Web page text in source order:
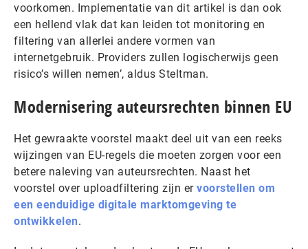
voorkomen. Implementatie van dit artikel is dan ook
een hellend vlak dat kan leiden tot monitoring en
filtering van allerlei andere vormen van
internetgebruik. Providers zullen logischerwijs geen
risico’s willen nemen’, aldus Steltman.
Modernisering auteursrechten binnen EU
Het gewraakte voorstel maakt deel uit van een reeks
wijzingen van EU-regels die moeten zorgen voor een
betere naleving van auteursrechten. Naast het
voorstel over uploadfiltering zijn er voorstellen om
een eenduidige digitale marktomgeving te
ontwikkelen.